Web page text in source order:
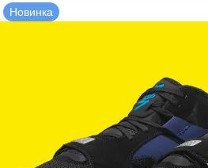
Новинка